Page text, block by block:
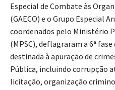
Especial de Combate às
(GAECO) e o Grupo Especial
coordenados pelo Ministério
(MPSC), deflagraram a 6ª
destinada à apuração de
Pública, incluindo corrupção
licitação, organização